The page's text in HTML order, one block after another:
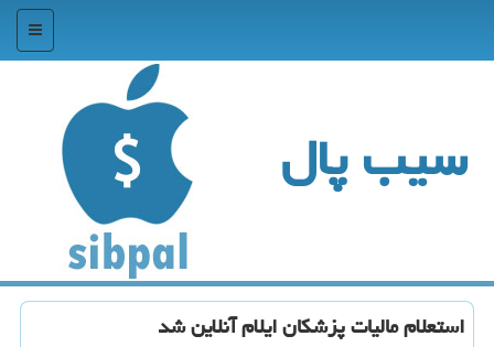
منو
سیب پال
استعلام مالیات پزشكان ایلام آنلاین شد